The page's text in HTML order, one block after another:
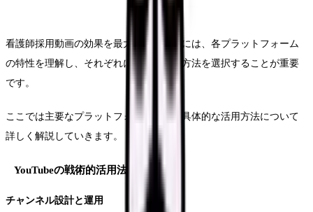
看護師採用動画の効果を最大化するためには、各プラットフォーム
の特性を理解し、それぞれに適した展開方法を選択することが重要
です。
ここでは主要なプラットフォームごとの具体的な活用方法について
詳しく解説していきます。
YouTubeの戦術的活用法
チャンネル設計と運用